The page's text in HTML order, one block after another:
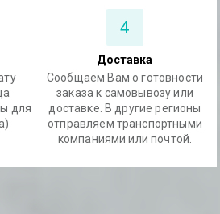
для
4
Доставка
Сообщаем Вам о готовности
заказа к самовывозу или
доставке. В другие регионы
отправляем транспортными
компаниями или почтой.